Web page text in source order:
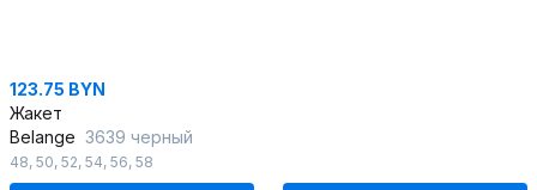
123.75 BYN
Жакет
Belange 3639 черный
48, 50, 52, 54, 56, 58